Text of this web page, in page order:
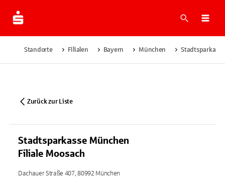
Suche
Standorte Filialen Bayern München
Zurück zur Liste
Stadtsparkasse München
Filiale Moosach
Dachauer Straße 407, 80992 München